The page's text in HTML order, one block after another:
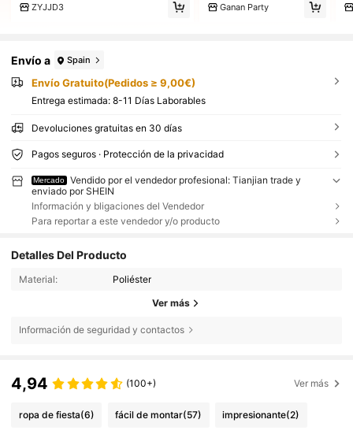
ZYJJD3 Ganan Party
Envío a Spain
Envío Gratuito(Pedidos ≥ 9,00€)
Entrega estimada: 8-11 Días Laborables
Devoluciones gratuitas en 30 días
Pagos seguros · Protección de la privacidad
Mercado
Vendido por el vendedor profesional: Tianjian trade y
enviado por SHEIN
Información y bligaciones del Vendedor
Para reportar a este vendedor y/o producto
Detalles Del Producto
Material: Poliéster
Ver más
Información de seguridad y contactos
4,94 (100+) Ver más
ropa de fiesta(6) fácil de montar(57) impresionante(2)